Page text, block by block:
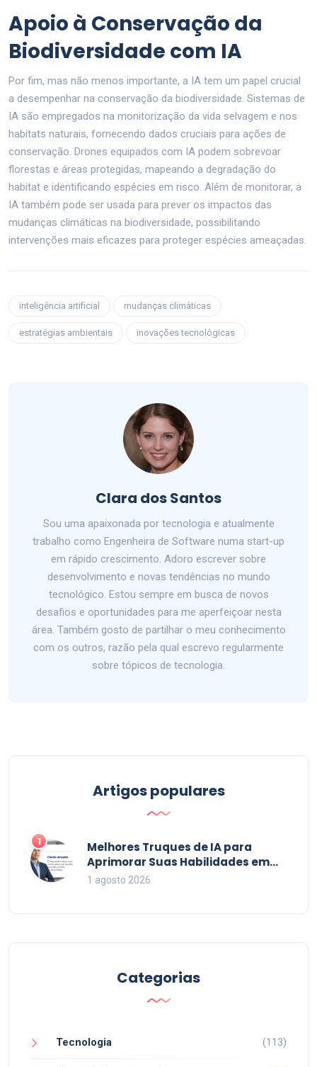
Apoio à Conservação da
Biodiversidade com IA
Por fim, mas não menos importante, a IA tem um papel crucial
a desempenhar na conservação da biodiversidade. Sistemas de
IA são empregados na monitorização da vida selvagem e nos
habitats naturais, fornecendo dados cruciais para ações de
conservação. Drones equipados com IA podem sobrevoar
florestas e áreas protegidas, mapeando a degradação do
habitat e identificando espécies em risco. Além de monitorar, a
IA também pode ser usada para prever os impactos das
mudanças climáticas na biodiversidade, possibilitando
intervenções mais eficazes para proteger espécies ameaçadas.
inteligência artificial mudanças climáticas
estratégias ambientais inovações tecnológicas
Clara dos Santos
Sou uma apaixonada por tecnologia e atualmente
trabalho como Engenheira de Software numa start-up
em rápido crescimento. Adoro escrever sobre
desenvolvimento e novas tendências no mundo
tecnológico. Estou sempre em busca de novos
desafios e oportunidades para me aperfeiçoar nesta
área. Também gosto de partilhar o meu conhecimento
com os outros, razão pela qual escrevo regularmente
sobre tópicos de tecnologia.
Artigos populares
1
Melhores Truques de IA para
Aprimorar Suas Habilidades em
2026
1 agosto 2026
Categorias
Tecnologia (113)